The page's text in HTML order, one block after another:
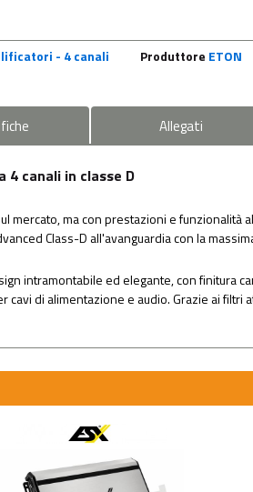
- 4 canali Produttore ETON
Allegati
4 canali in classe D
mercato, ma con prestazioni e
Class-D all'avanguardia con la
intramontabile ed elegante, con finitura
cavi di alimentazione e audio. Grazie ai